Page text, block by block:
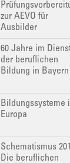
zur AEVO für
Ausbilder
60 Jahre im
der beruflichen
Bildung in Bayern
Bildungssysteme
Europa
Schematismus
Die beruflichen